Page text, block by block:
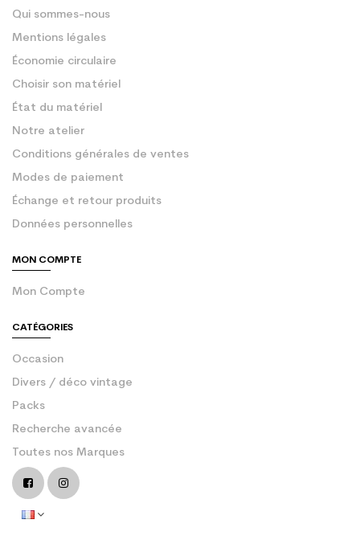
Qui sommes-nous
Mentions légales
Économie circulaire
Choisir son matériel
État du matériel
Notre atelier
Conditions générales de ventes
Modes de paiement
Échange et retour produits
Données personnelles
MON COMPTE
Mon Compte
CATÉGORIES
Occasion
Divers / déco vintage
Packs
Recherche avancée
Toutes nos Marques